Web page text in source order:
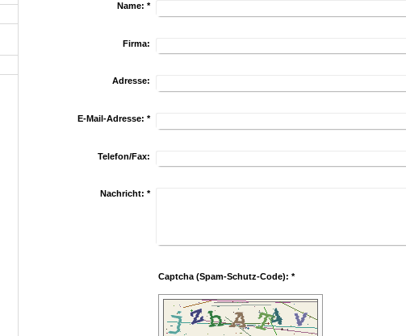
Name: *
Firma:
Adresse:
E-Mail-Adresse: *
Telefon/Fax:
Nachricht: *
Captcha (Spam-Schutz-Code): *